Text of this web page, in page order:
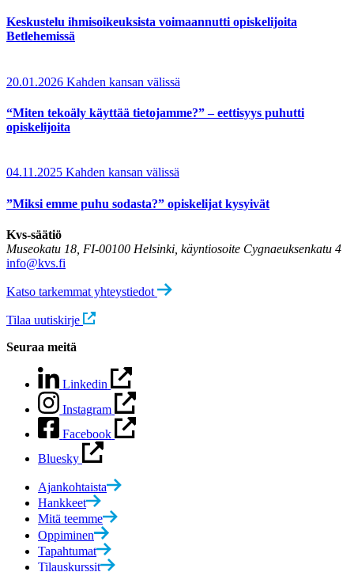
Keskustelu ihmisoikeuksista voimaannutti opiskelijoita
Betlehemissä
20.01.2026 Kahden kansan välissä
“Miten tekoäly käyttää tietojamme?” – eettisyys puhutti
opiskelijoita
04.11.2025 Kahden kansan välissä
”Miksi emme puhu sodasta?” opiskelijat kysyivät
Kvs-säätiö
Museokatu 18, FI-00100 Helsinki, käyntiosoite Cygnaeuksenkatu 4
info@kvs.fi
Katso tarkemmat yhteystiedot
Tilaa uutiskirje
Seuraa meitä
Linkedin
Instagram
Facebook
Bluesky
Ajankohtaista
Hankkeet
Mitä teemme
Oppiminen
Tapahtumat
Tilauskurssit